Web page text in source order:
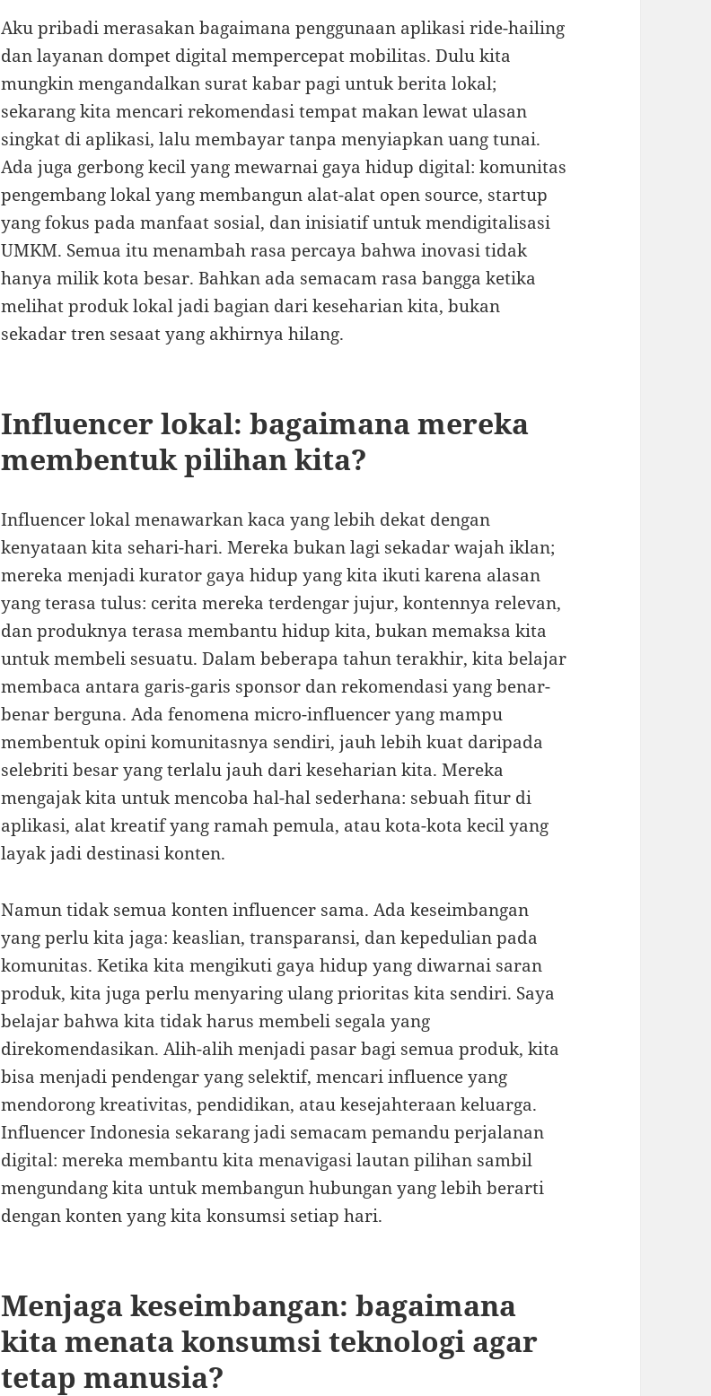
Aku pribadi merasakan bagaimana penggunaan aplikasi ride-hailing
dan layanan dompet digital mempercepat mobilitas. Dulu kita
mungkin mengandalkan surat kabar pagi untuk berita lokal;
sekarang kita mencari rekomendasi tempat makan lewat ulasan
singkat di aplikasi, lalu membayar tanpa menyiapkan uang tunai.
Ada juga gerbong kecil yang mewarnai gaya hidup digital: komunitas
pengembang lokal yang membangun alat-alat open source, startup
yang fokus pada manfaat sosial, dan inisiatif untuk mendigitalisasi
UMKM. Semua itu menambah rasa percaya bahwa inovasi tidak
hanya milik kota besar. Bahkan ada semacam rasa bangga ketika
melihat produk lokal jadi bagian dari keseharian kita, bukan
sekadar tren sesaat yang akhirnya hilang.
Influencer lokal: bagaimana mereka
membentuk pilihan kita?
Influencer lokal menawarkan kaca yang lebih dekat dengan
kenyataan kita sehari-hari. Mereka bukan lagi sekadar wajah iklan;
mereka menjadi kurator gaya hidup yang kita ikuti karena alasan
yang terasa tulus: cerita mereka terdengar jujur, kontennya relevan,
dan produknya terasa membantu hidup kita, bukan memaksa kita
untuk membeli sesuatu. Dalam beberapa tahun terakhir, kita belajar
membaca antara garis-garis sponsor dan rekomendasi yang benar-
benar berguna. Ada fenomena micro-influencer yang mampu
membentuk opini komunitasnya sendiri, jauh lebih kuat daripada
selebriti besar yang terlalu jauh dari keseharian kita. Mereka
mengajak kita untuk mencoba hal-hal sederhana: sebuah fitur di
aplikasi, alat kreatif yang ramah pemula, atau kota-kota kecil yang
layak jadi destinasi konten.
Namun tidak semua konten influencer sama. Ada keseimbangan
yang perlu kita jaga: keaslian, transparansi, dan kepedulian pada
komunitas. Ketika kita mengikuti gaya hidup yang diwarnai saran
produk, kita juga perlu menyaring ulang prioritas kita sendiri. Saya
belajar bahwa kita tidak harus membeli segala yang
direkomendasikan. Alih-alih menjadi pasar bagi semua produk, kita
bisa menjadi pendengar yang selektif, mencari influence yang
mendorong kreativitas, pendidikan, atau kesejahteraan keluarga.
Influencer Indonesia sekarang jadi semacam pemandu perjalanan
digital: mereka membantu kita menavigasi lautan pilihan sambil
mengundang kita untuk membangun hubungan yang lebih berarti
dengan konten yang kita konsumsi setiap hari.
Menjaga keseimbangan: bagaimana
kita menata konsumsi teknologi agar
tetap manusia?